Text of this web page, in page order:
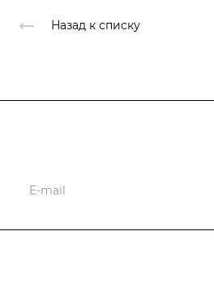
Назад к списку